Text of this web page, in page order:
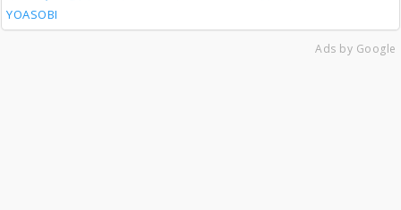
YOASOBI
Ads by Google